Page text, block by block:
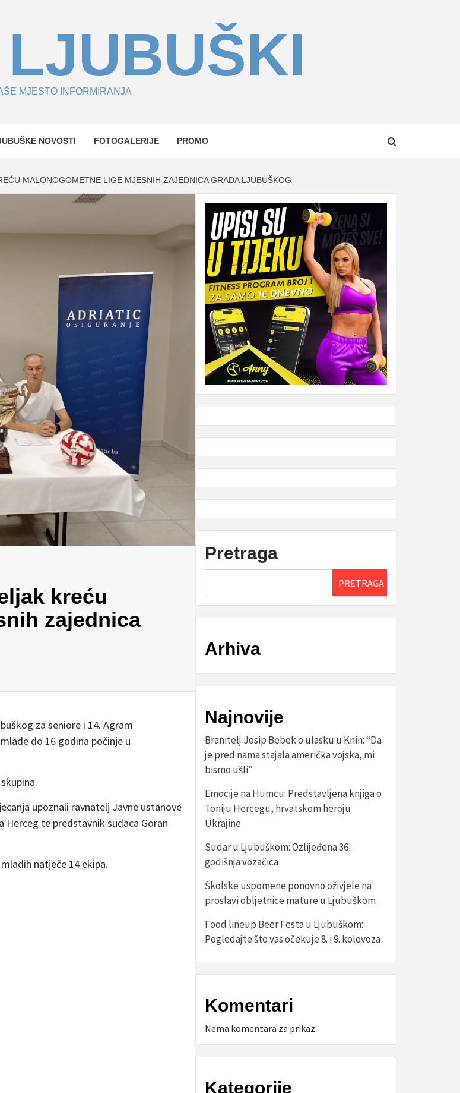
MJESTO INFORMIRANJA
NOVOSTI FOTOGALERIJE PROMO
MALONOGOMETNE LIGE MJESNIH ZAJEDNICA GRADA LJUBUŠKOG
kreću
zajednica
za seniore i 14. Agram
do 16 godina počinje u
upoznali ravnatelj Javne ustanove
te predstavnik sudaca Goran
natječe 14 ekipa.
Pretraga
PRETRAGA
Arhiva
Najnovije
Branitelj Josip Bebek o ulasku u Knin: “Da
je pred nama stajala američka vojska, mi
bismo ušli”
Emocije na Humcu: Predstavljena knjiga o
Toniju Hercegu, hrvatskom heroju
Ukrajine
Sudar u Ljubuškom: Ozlijeđena 36-
godišnja vozačica
Školske uspomene ponovno oživjele na
proslavi obljetnice mature u Ljubuškom
Food lineup Beer Festa u Ljubuškom:
Pogledajte što vas očekuje 8. i 9. kolovoza
Komentari
Nema komentara za prikaz.
Kategorije